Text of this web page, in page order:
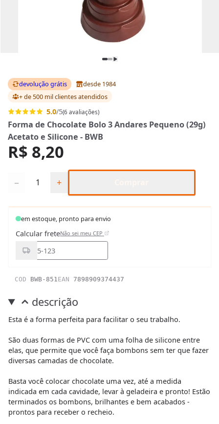
devolução grátis
desde 1984
+ de 500 mil clientesatendidos
5.0/5(6 avaliações)
Forma de Chocolate Bolo 3 Andares Pequeno (29g)
Acetato e Silicone - BWB
R$ 8,20
− +
em estoque, pronto para envio
Calcular freteNão sei meu CEP
COD BWB-851 EAN 7898909374437
descrição
Esta é a forma perfeita para facilitar o seu trabalho.
São duas formas de PVC com uma folha de silicone entre
elas, que permite que você faça bombons sem ter que fazer
diversas camadas de chocolate.
Basta você colocar chocolate uma vez, até a medida
indicada em cada cavidade, levar à geladeira e pronto! Estão
terminados os bombons, brilhantes e bem acabados -
prontos para receber o recheio.